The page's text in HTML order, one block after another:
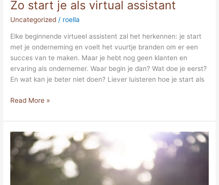
Zo start je als virtual assistant
Uncategorized / roella
Elke beginnende virtueel assistent zal het herkennen: je start
met je onderneming en voelt het vuurtje branden om er een
succes van te maken. Maar je hebt nog geen klanten en
ervaring als ondernemer. Waar begin je dan? Wat doe je eerst?
En wat kan je beter niet doen? Liever luisteren hoe je start als
Read More »
Vier
tips
om
positief